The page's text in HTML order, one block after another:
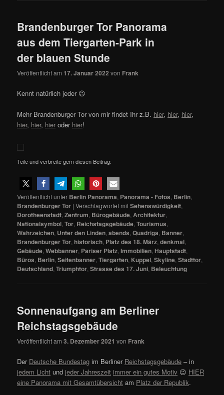
Brandenburger Tor Panorama
aus dem Tiergarten-Park in
der blauen Stunde
Veröffentlicht am 17. Januar 2022 von Frank
Kennt natürlich jeder 😉
Mehr Brandenburger Tor von mir findet Ihr z.B. hier, hier, hier,
hier, hier, hier oder hier!
Teile und verbreite gern diesen Beitrag:
Veröffentlicht unter Berlin Panorama, Panorama - Fotos, Berlin,
Brandenburger Tor |Verschlagwortet mitSehenswürdigkeit,
Dorotheenstadt,Zentrum, Bürogebäude, Architektur,
Nationalsymbol,Tor, Reichstagsgebäude,Tourismus,
Wahrzeichen, Unter den Linden,abends,Quadriga, Banner,
Brandenburger Tor,historisch, Platz des 18. März,denkmal,
Gebäude,Webbanner, Pariser Platz,Immobilien, Hauptstadt,
Büros, Berlin,Seitenbanner,Tiergarten, Kuppel,Skyline,Stadttor,
Deutschland,Triumphtor,Strasse des 17. Juni, Beleuchtung
Sonnenaufgang am Berliner
Reichstagsgebäude
Veröffentlicht am3. Dezember 2021 von Frank
Der Deutsche Bundestag im Berliner Reichstagsgebäude – in
jedem Licht undjeder Jahreszeit immer ein gutes Motiv 😉 HIER
eine Panorama mit Gesamtübersicht am Platz der Republik.